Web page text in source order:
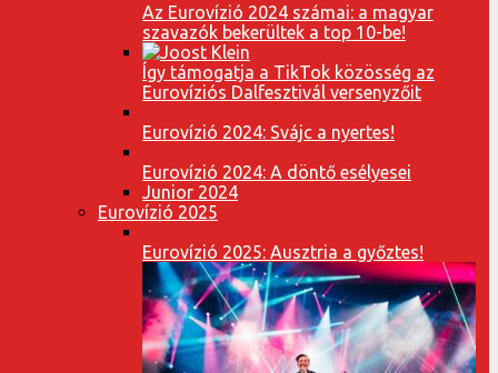
Az Eurovízió 2024 számai: a magyar
szavazók bekerültek a top 10-be!
Így támogatja a TikTok közösség az
Eurovíziós Dalfesztivál versenyzőit
Eurovízió 2024: Svájc a nyertes!
Eurovízió 2024: A döntő esélyesei
Junior 2024
Eurovízió 2025
Eurovízió 2025: Ausztria a győztes!